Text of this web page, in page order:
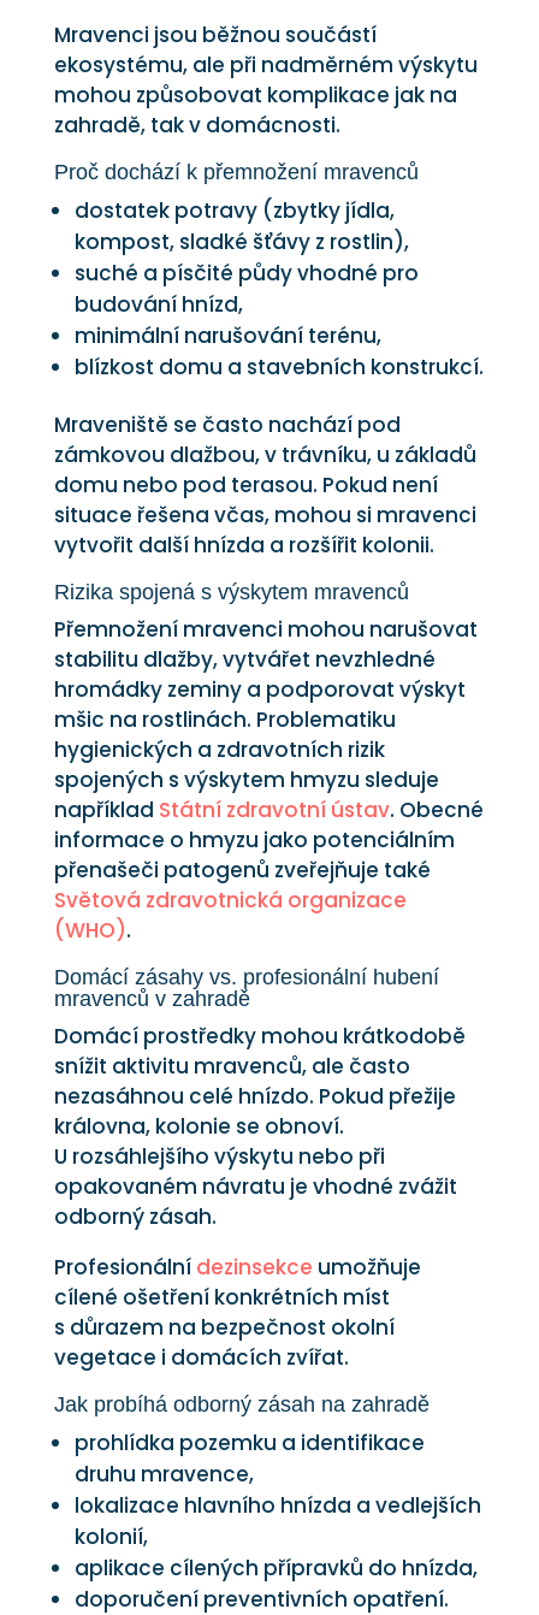
Mravenci jsou běžnou součástí
ekosystému, ale při nadměrném výskytu
mohou způsobovat komplikace jak na
zahradě, tak v domácnosti.
Proč dochází k přemnožení mravenců
dostatek potravy (zbytky jídla,
kompost, sladké šťávy z rostlin),
suché a písčité půdy vhodné pro
budování hnízd,
minimální narušování terénu,
blízkost domu a stavebních konstrukcí.
Mraveniště se často nachází pod
zámkovou dlažbou, v trávníku, u základů
domu nebo pod terasou. Pokud není
situace řešena včas, mohou si mravenci
vytvořit další hnízda a rozšířit kolonii.
Rizika spojená s výskytem mravenců
Přemnožení mravenci mohou narušovat
stabilitu dlažby, vytvářet nevzhledné
hromádky zeminy a podporovat výskyt
mšic na rostlinách. Problematiku
hygienických a zdravotních rizik
spojených s výskytem hmyzu sleduje
například Státní zdravotní ústav. Obecné
informace o hmyzu jako potenciálním
přenašeči patogenů zveřejňuje také
Světová zdravotnická organizace
(WHO).
Domácí zásahy vs. profesionální hubení
mravenců v zahradě
Domácí prostředky mohou krátkodobě
snížit aktivitu mravenců, ale často
nezasáhnou celé hnízdo. Pokud přežije
královna, kolonie se obnoví.
U rozsáhlejšího výskytu nebo při
opakovaném návratu je vhodné zvážit
odborný zásah.
Profesionální dezinsekce umožňuje
cílené ošetření konkrétních míst
s důrazem na bezpečnost okolní
vegetace i domácích zvířat.
Jak probíhá odborný zásah na zahradě
prohlídka pozemku a identifikace
druhu mravence,
lokalizace hlavního hnízda a vedlejších
kolonií,
aplikace cílených přípravků do hnízda,
doporučení preventivních opatření.